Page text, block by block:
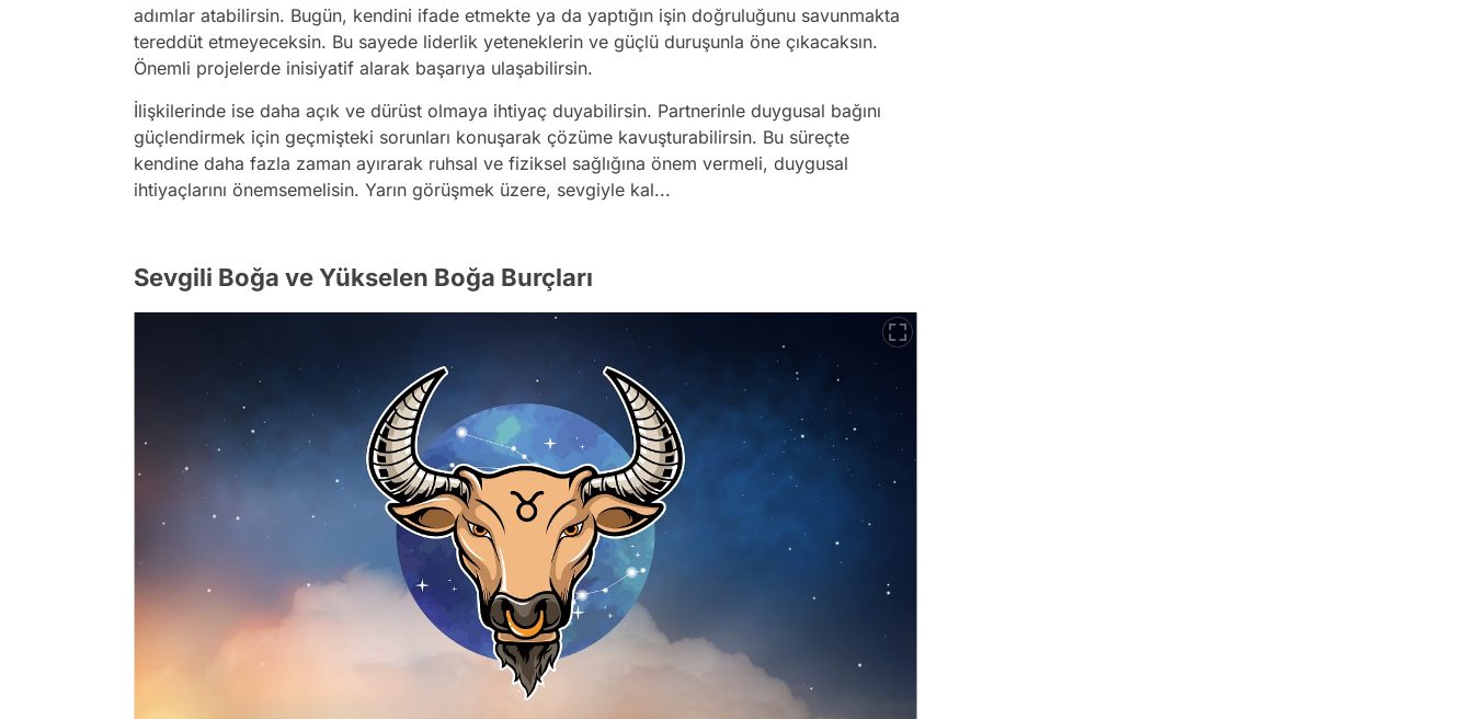
adımlar atabilirsin. Bugün, kendini ifade etmekte ya da yaptığın işin doğruluğunu savunmakta
tereddüt etmeyeceksin. Bu sayede liderlik yeteneklerin ve güçlü duruşunla öne çıkacaksın.
Önemli projelerde inisiyatif alarak başarıya ulaşabilirsin.
İlişkilerinde ise daha açık ve dürüst olmaya ihtiyaç duyabilirsin. Partnerinle duygusal bağını
güçlendirmek için geçmişteki sorunları konuşarak çözüme kavuşturabilirsin. Bu süreçte
kendine daha fazla zaman ayırarak ruhsal ve fiziksel sağlığına önem vermeli, duygusal
ihtiyaçlarını önemsemelisin. Yarın görüşmek üzere, sevgiyle kal...
Sevgili Boğa ve Yükselen Boğa Burçları